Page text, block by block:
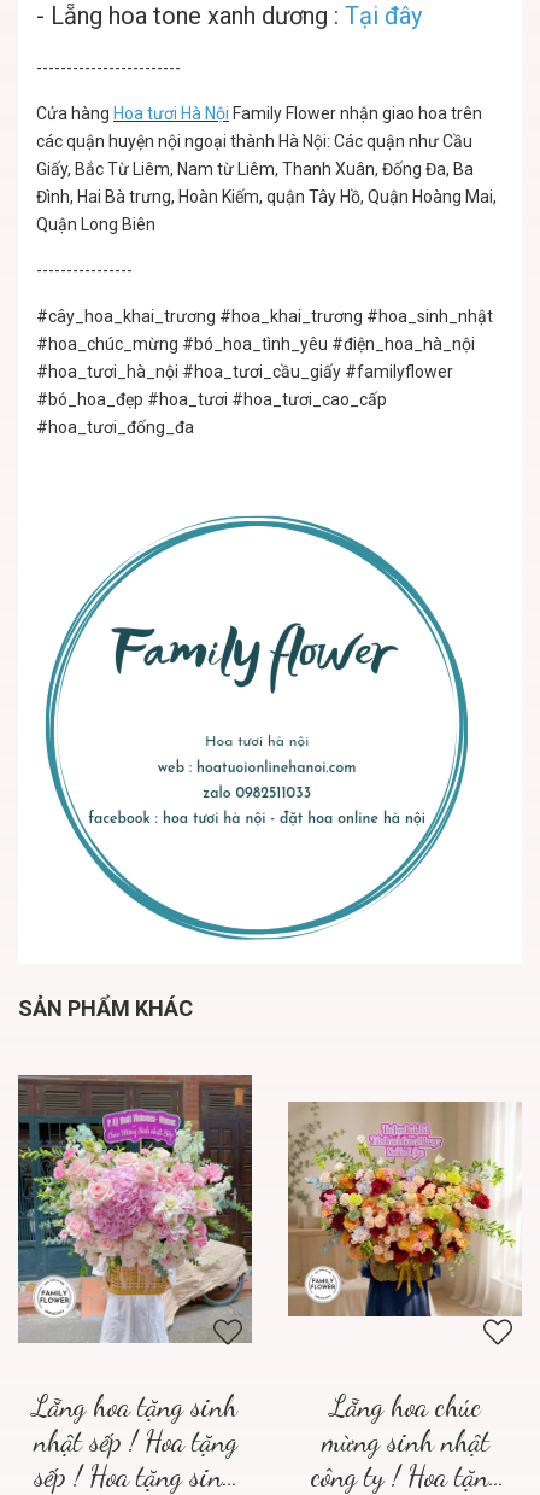
- Lẵng hoa tone xanh dương : Tại đây
------------------------
Cửa hàng Hoa tươi Hà Nội Family Flower nhận giao hoa trên
các quận huyện nội ngoại thành Hà Nội: Các quận như Cầu
Giấy, Bắc Từ Liêm, Nam từ Liêm, Thanh Xuân, Đống Đa, Ba
Đình, Hai Bà trưng, Hoàn Kiếm, quận Tây Hồ, Quận Hoàng Mai,
Quận Long Biên
----------------
#cây_hoa_khai_trương #hoa_khai_trương #hoa_sinh_nhật
#hoa_chúc_mừng #bó_hoa_tình_yêu #điện_hoa_hà_nội
#hoa_tươi_hà_nội #hoa_tươi_cầu_giấy #familyflower
#bó_hoa_đẹp #hoa_tươi #hoa_tươi_cao_cấp
#hoa_tươi_đống_đa
SẢN PHẨM KHÁC
Lẵng hoa tặng sinh
nhật sếp ! Hoa tặng
sếp ! Hoa tặng sinh
Lẵng hoa chúc
mừng sinh nhật
công ty ! Hoa tặng